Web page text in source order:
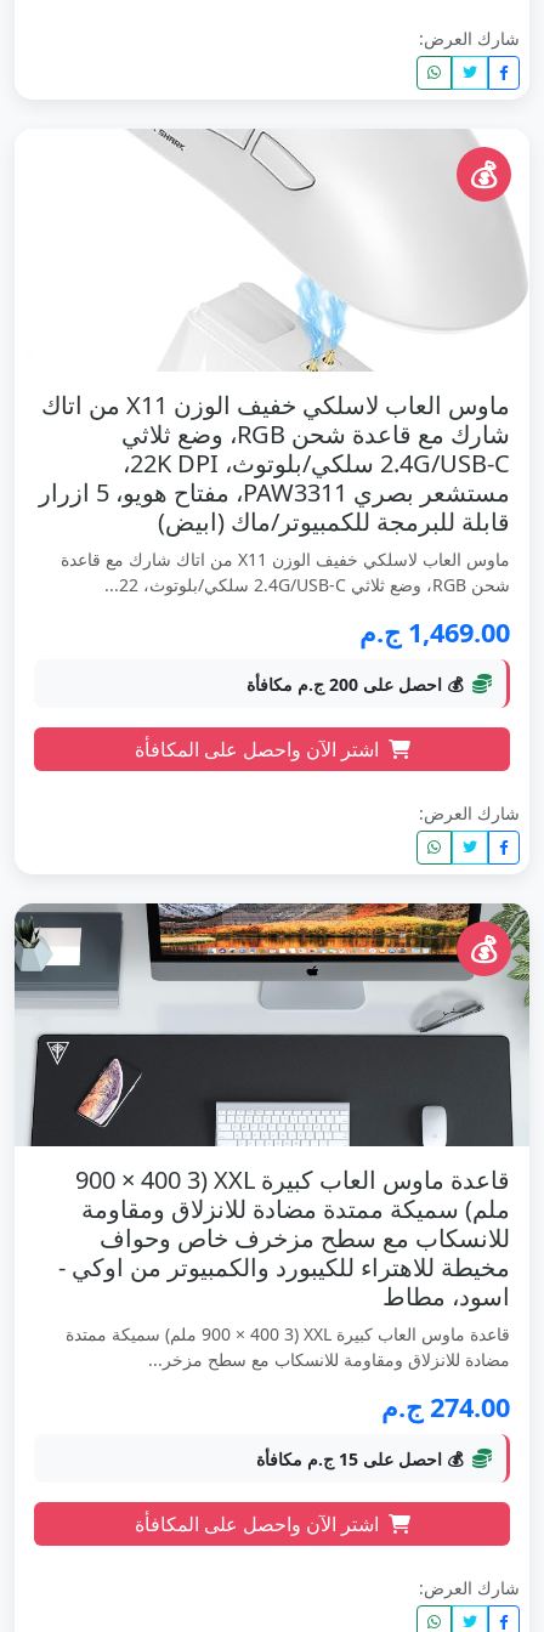
شارك العرض:
💰
ماوس العاب لاسلكي خفيف الوزن X11 من اتاك
شارك مع قاعدة شحن RGB، وضع ثلاثي
2.4G/USB-C سلكي/بلوتوث، 22K DPI،
مستشعر بصري PAW3311، مفتاح هويو، 5 ازرار
قابلة للبرمجة للكمبيوتر/ماك (ابيض)
ماوس العاب لاسلكي خفيف الوزن X11 من اتاك شارك مع قاعدة
شحن RGB، وضع ثلاثي 2.4G/USB-C سلكي/بلوتوث، 22...
1,469.00 ج.م
💰 احصل على 200 ج.م مكافأة
اشتر الآن واحصل على المكافأة
شارك العرض:
💰
قاعدة ماوس العاب كبيرة XXL (900 × 400 3
ملم) سميكة ممتدة مضادة للانزلاق ومقاومة
للانسكاب مع سطح مزخرف خاص وحواف
مخيطة للاهتراء للكيبورد والكمبيوتر من اوكي -
اسود، مطاط
قاعدة ماوس العاب كبيرة XXL (900 × 400 3 ملم) سميكة ممتدة
مضادة للانزلاق ومقاومة للانسكاب مع سطح مزخر...
274.00 ج.م
💰 احصل على 15 ج.م مكافأة
اشتر الآن واحصل على المكافأة
شارك العرض: